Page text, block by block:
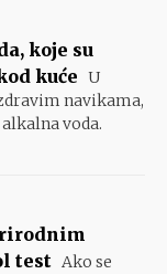
koje su
kuće U
navikama,
voda.
test Ako se